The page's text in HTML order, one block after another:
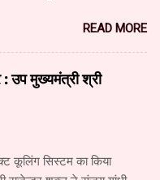
माध्यमों के साथ नवीनतम
का भी प्रभावी ढंग से उपयोग
सरकार के सूचना और जनसंपर्क
के अध्ययन दल ने
की विस्तृत जानकारी प्राप्त
अहंकारी, वरिष्ठ सहायक
READ MORE
उप मुख्यमंत्री श्री
कूलिंग सिस्टम का किया